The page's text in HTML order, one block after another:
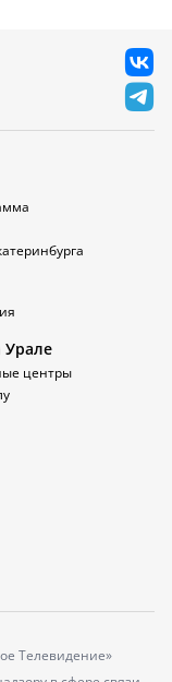
Урале
центры
Телевидение»